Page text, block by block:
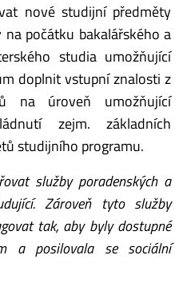
nové studijní předměty
počátku bakalářského a
studia umožňující
doplnit vstupní znalosti z
na úroveň umožňující
zejm. základních
studijního programu.
služby poradenských a
Zároveň tyto služby
tak, aby byly dostupné
a posilovala se sociální